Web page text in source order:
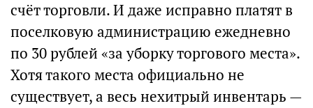
счёт торговли. И даже исправно платят в
поселковую администрацию ежедневно
по 30 рублей «за уборку торгового места».
Хотя такого места официально не
существует, а весь нехитрый инвентарь —